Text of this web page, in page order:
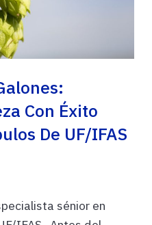
Con Éxito
De UF/IFAS
sénior en